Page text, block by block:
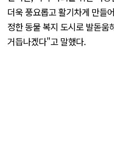
더욱 풍요롭고 활기차게 만들
정한 동물 복지 도시로 발돋
거듭나겠다"고 말했다.